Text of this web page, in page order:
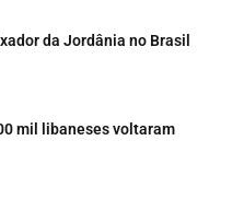
da Jordânia no Brasil
mil libaneses voltaram